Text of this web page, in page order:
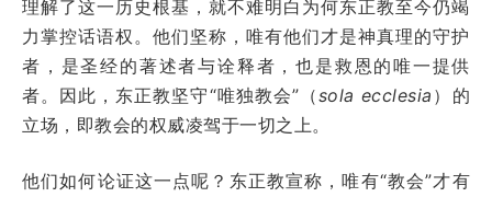
理解了这一历史根基，就不难明白为何东正教至今仍竭
力掌控话语权。他们坚称，唯有他们才是神真理的守护
者，是圣经的著述者与诠释者，也是救恩的唯一提供
者。因此，东正教坚守“唯独教会”（sola ecclesia ）的
立场，即教会的权威凌驾于一切之上。
他们如何论证这一点呢？东正教宣称，唯有“教会”才有